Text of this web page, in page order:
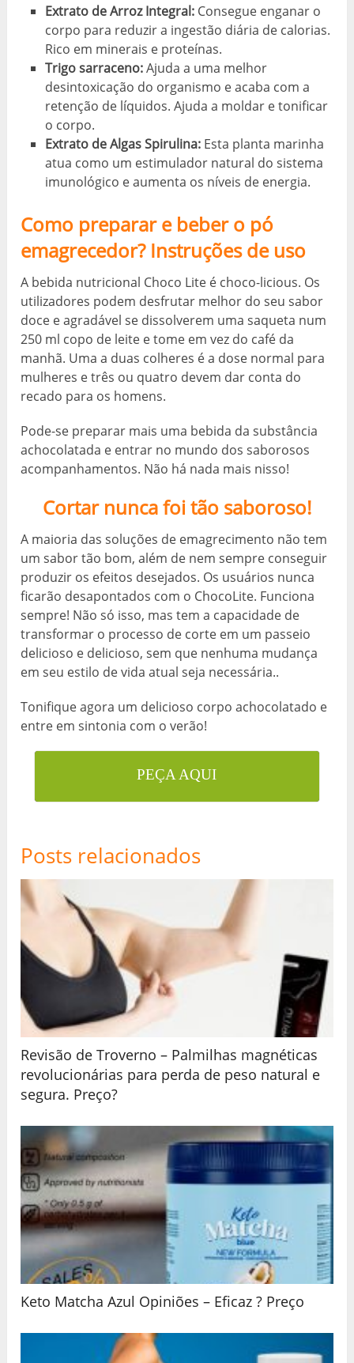
Extrato de Arroz Integral:Consegue enganar o
corpo para reduzir a ingestão diária de calorias.
Rico em minerais e proteínas.
Trigo sarraceno:Ajuda a uma melhor
desintoxicação do organismo e acaba com a
retenção de líquidos. Ajuda a moldar e tonificar
o corpo.
Extrato de Algas Spirulina: Esta planta marinha
atua como um estimulador natural do sistema
imunológico e aumenta os níveis de energia.
Como preparar e beber o pó
emagrecedor? Instruções de uso
A bebida nutricional Choco Lite é choco-licious. Os
utilizadores podem desfrutar melhor do seu sabor
doce e agradável se dissolverem uma saqueta num
250 ml copo de leite e tome em vez do café da
manhã. Uma a duas colheres é a dose normal para
mulheres e três ou quatro devem dar conta do
recado para os homens.
Pode-se preparar mais uma bebida da substância
achocolatada e entrar no mundo dos saborosos
acompanhamentos. Não há nada mais nisso!
Cortar nunca foi tão saboroso!
A maioria das soluções de emagrecimento não tem
um sabor tão bom, além de nem sempre conseguir
produzir os efeitos desejados. Os usuários nunca
ficarão desapontados com o ChocoLite. Funciona
sempre! Não só isso, mas tem a capacidade de
transformar o processo de corte em um passeio
delicioso e delicioso, sem que nenhuma mudança
em seu estilo de vida atual seja necessária..
Tonifique agora um delicioso corpo achocolatado e
entre em sintonia com o verão!
PEÇA AQUI
Posts relacionados
Revisão de Troverno – Palmilhas magnéticas
revolucionárias para perda de peso natural e
segura. Preço?
Keto Matcha Azul Opiniões – Eficaz ? Preço